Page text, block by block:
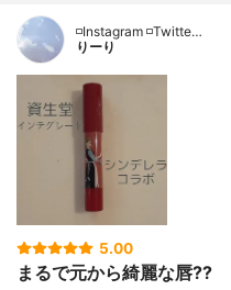
◽️Instagram ◽️Twitte…
りーり
5.00
まるで元から綺麗な唇??